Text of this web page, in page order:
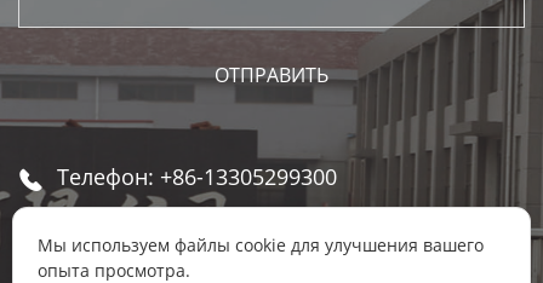
 Телефон: +86-13305299300
 email: gray@chinatools.com
Мы используем файлы cookie для улучшения вашего
опыта просмотра.